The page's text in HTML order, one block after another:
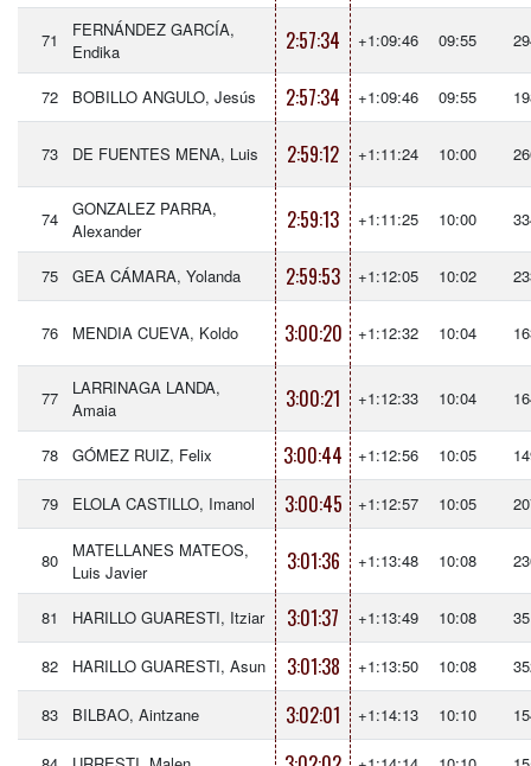
71
FERNÁNDEZ GARCÍA,
Endika
2:57:34 +1:09:46 09:55
72 BOBILLO ANGULO, Jesús 2:57:34 +1:09:46 09:55
73 DE FUENTES MENA, Luis 2:59:12 +1:11:24 10:00
74
GONZALEZ PARRA,
Alexander
2:59:13 +1:11:25 10:00
75 GEA CÁMARA, Yolanda 2:59:53 +1:12:05 10:02
76 MENDIA CUEVA, Koldo 3:00:20 +1:12:32 10:04
77
LARRINAGA LANDA,
Amaia
3:00:21 +1:12:33 10:04
78 GÓMEZ RUIZ, Felix 3:00:44 +1:12:56 10:05
79 ELOLA CASTILLO, Imanol 3:00:45 +1:12:57 10:05
80
MATELLANES MATEOS,
Luis Javier
3:01:36 +1:13:48 10:08
81 HARILLO GUARESTI, Itziar 3:01:37 +1:13:49 10:08
82 HARILLO GUARESTI, Asun 3:01:38 +1:13:50 10:08
83 BILBAO, Aintzane 3:02:01 +1:14:13 10:10